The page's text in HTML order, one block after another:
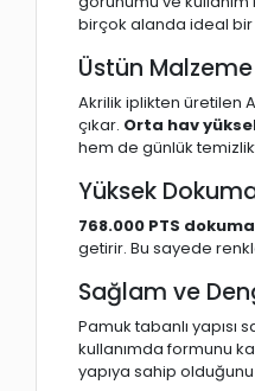
birçok alanda ideal bir
Üstün
Akrilik iplikten üretilen
çıkar. Orta hav
hem de günlük
Yüksek
768.000 PTS dokuma
getirir. Bu sayede
Sağlam ve
Pamuk tabanlı
kullanımda formunu
yapıya sahip